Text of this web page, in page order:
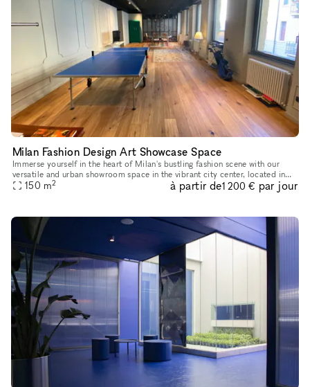
Milan Fashion Design Art Showcase Space
Immerse yourself in the heart of Milan's bustling fashion scene with our
versatile and urban showroom space in the vibrant city center, located in
the sought-after areas of Brera, Corso Como and Via
150 m2 à partir de1 200 € par jour